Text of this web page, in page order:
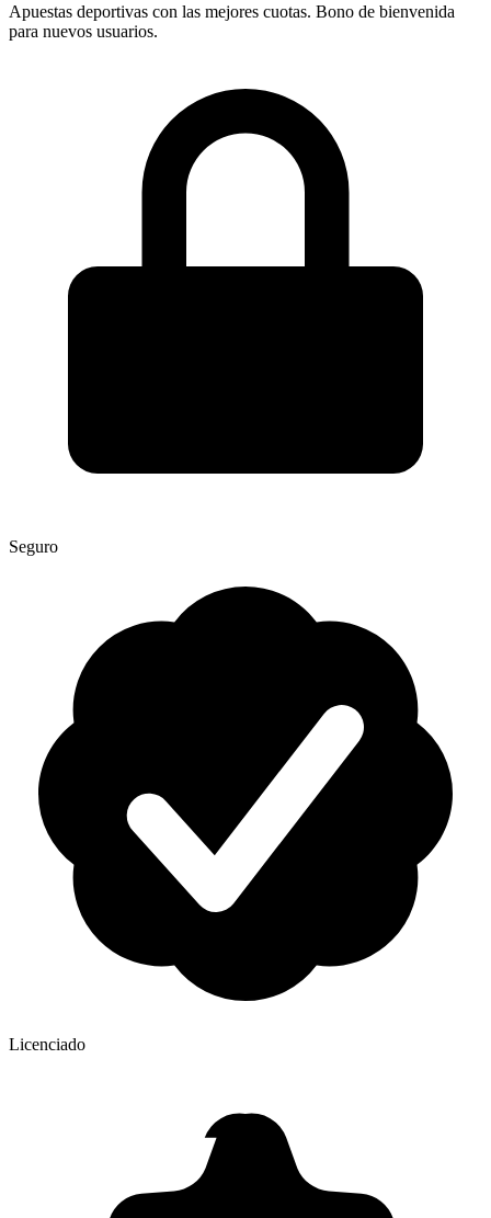
Apuestas deportivas con las mejores cuotas. Bono de bienvenida
para nuevos usuarios.
Seguro
Licenciado